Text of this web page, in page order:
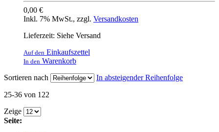
0,00 €
Inkl. 7% MwSt., zzgl. Versandkosten
Lieferzeit: Siehe Versand
Auf den Einkaufszettel
In den Warenkorb
Sortieren nach
In absteigender Reihenfolge
25-36 von 122
Zeige
Seite: